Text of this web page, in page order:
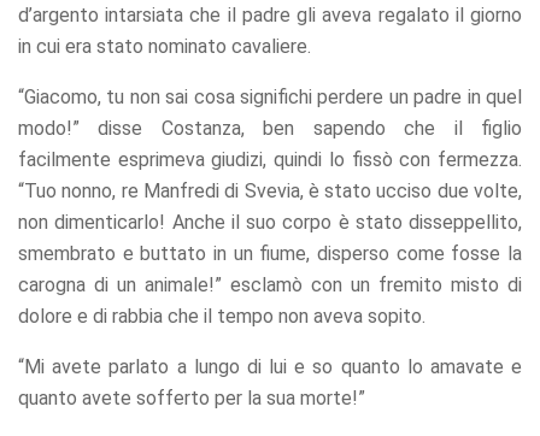
d’argento intarsiata che il padre gli aveva regalato il giorno
in cui era stato nominato cavaliere.
“Giacomo, tu non sai cosa significhi perdere un padre in quel
modo!” disse Costanza, ben sapendo che il figlio
facilmente esprimeva giudizi, quindi lo fissò con fermezza.
“Tuo nonno, re Manfredi di Svevia, è stato ucciso due volte,
non dimenticarlo! Anche il suo corpo è stato disseppellito,
smembrato e buttato in un fiume, disperso come fosse la
carogna di un animale!” esclamò con un fremito misto di
dolore e di rabbia che il tempo non aveva sopito.
“Mi avete parlato a lungo di lui e so quanto lo amavate e
quanto avete sofferto per la sua morte!”